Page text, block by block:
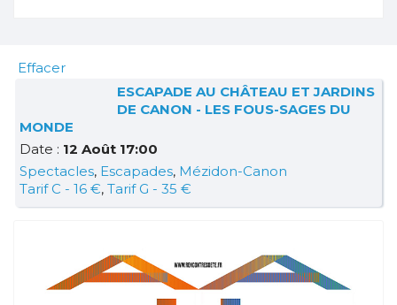
Effacer
ESCAPADE AU CHÂTEAU ET JARDINS
DE CANON - LES FOUS-SAGES DU
MONDE
Date : 12 Août 17:00
Spectacles, Escapades, Mézidon-Canon
Tarif C - 16 €,Tarif G - 35 €